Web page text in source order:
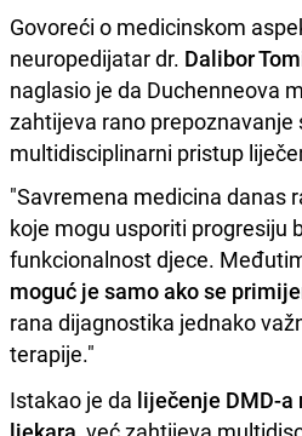
Govoreći o medicinskom
neuropedijatar dr. Dalibor
naglasio je da Duchenneova
zahtijeva rano prepoznavanje
multidisciplinarni pristup
"Savremena medicina danas
koje mogu usporiti progresiju
funkcionalnost djece.
moguć je samo ako se
rana dijagnostika jednako
terapije."
Istakao je da liječenje DMD-a